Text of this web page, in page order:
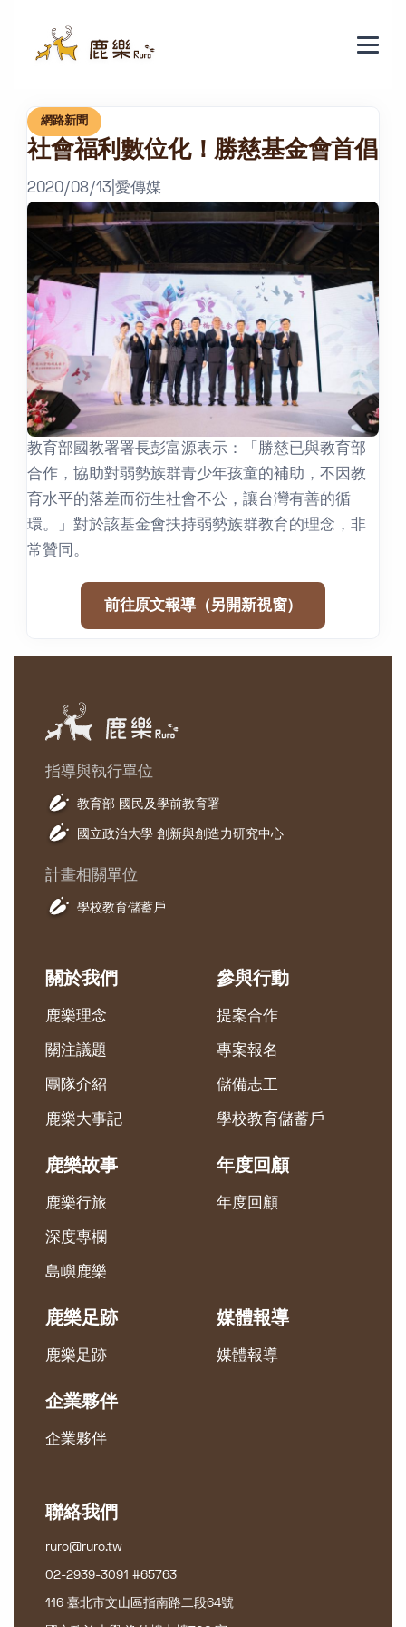
網路新聞
社會福利數位化！勝慈基金會首倡
2020/08/13 愛傳媒
教育部國教署署長彭富源表示：「勝慈已與教育部
合作，協助對弱勢族群青少年孩童的補助，不因教
育水平的落差而衍生社會不公，讓台灣有善的循
環。」對於該基金會扶持弱勢族群教育的理念，非
常贊同。
前往原文報導（另開新視窗）
指導與執行單位
教育部 國民及學前教育署
國立政治大學 創新與創造力研究中心
計畫相關單位
學校教育儲蓄戶
關於我們
鹿樂理念
關注議題
團隊介紹
鹿樂大事記
參與行動
提案合作
專案報名
儲備志工
學校教育儲蓄戶
鹿樂故事
鹿樂行旅
深度專欄
島嶼鹿樂
年度回顧
年度回顧
鹿樂足跡
鹿樂足跡
媒體報導
媒體報導
企業夥伴
企業夥伴
聯絡我們
ruro@ruro.tw
02-2939-3091 #65763
116 臺北市文山區指南路二段64號